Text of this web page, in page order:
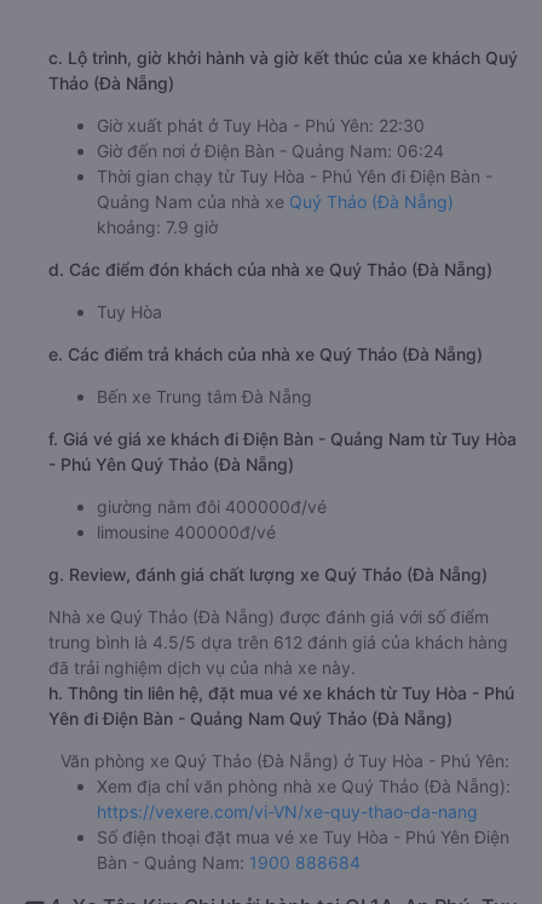
c. Lộ trình, giờ khởi hành và giờ kết thúc của xe khách Quý
Thảo (Đà Nẵng)
Giờ xuất phát ở Tuy Hòa - Phú Yên: 22:30
Giờ đến nơi ở Điện Bàn - Quảng Nam: 06:24
Thời gian chạy từ Tuy Hòa - Phú Yên đi Điện Bàn -
Quảng Nam của nhà xe Quý Thảo (Đà Nẵng)
khoảng: 7.9 giờ
d. Các điểm đón khách của nhà xe Quý Thảo (Đà Nẵng)
Tuy Hòa
e. Các điểm trả khách của nhà xe Quý Thảo (Đà Nẵng)
Bến xe Trung tâm Đà Nẵng
f. Giá vé giá xe khách đi Điện Bàn - Quảng Nam từ Tuy Hòa
- Phú Yên Quý Thảo (Đà Nẵng)
giường nằm đôi 400000đ/vé
limousine 400000đ/vé
g. Review, đánh giá chất lượng xe Quý Thảo (Đà Nẵng)
Nhà xe Quý Thảo (Đà Nẵng) được đánh giá với số điểm
trung bình là 4.5/5 dựa trên 612 đánh giá của khách hàng
đã trải nghiệm dịch vụ của nhà xe này.
h. Thông tin liên hệ, đặt mua vé xe khách từ Tuy Hòa - Phú
Yên đi Điện Bàn - Quảng Nam Quý Thảo (Đà Nẵng)
Văn phòng xe Quý Thảo (Đà Nẵng) ở Tuy Hòa - Phú Yên:
Xem địa chỉ văn phòng nhà xe Quý Thảo (Đà Nẵng):
https://vexere.com/vi-VN/xe-quy-thao-da-nang
Số điện thoại đặt mua vé xe Tuy Hòa - Phú Yên Điện
Bàn - Quảng Nam: 1900 888684